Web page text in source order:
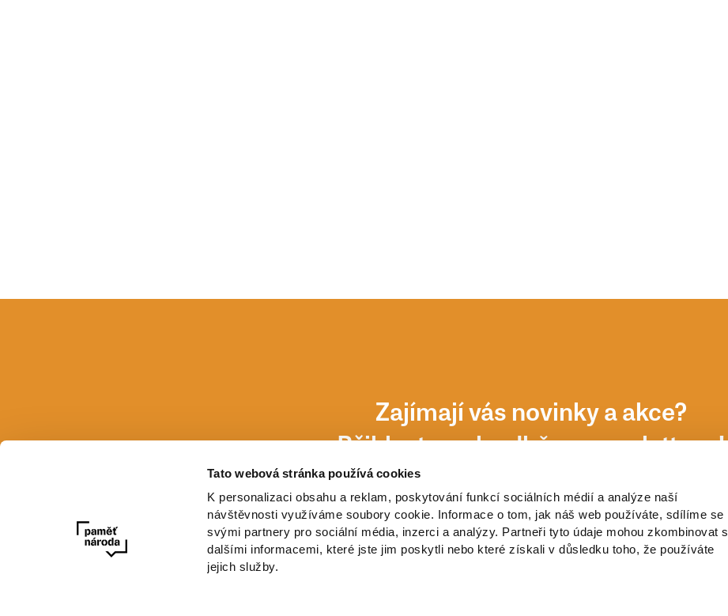
Tato webová stránka používá cookies
K personalizaci obsahu a reklam, poskytování funkcí sociálních médií a analýze naší
návštěvnosti využíváme soubory cookie. Informace o tom, jak náš web používáte, sdílíme se
svými partnery pro sociální média, inzerci a analýzy. Partneři tyto údaje mohou zkombinovat s
dalšími informacemi, které jste jim poskytli nebo které získali v důsledku toho, že používáte
jejich služby.
Zajímají vás novinky a akce?
Přihlaste se k odběru newsletteru!
E-mail